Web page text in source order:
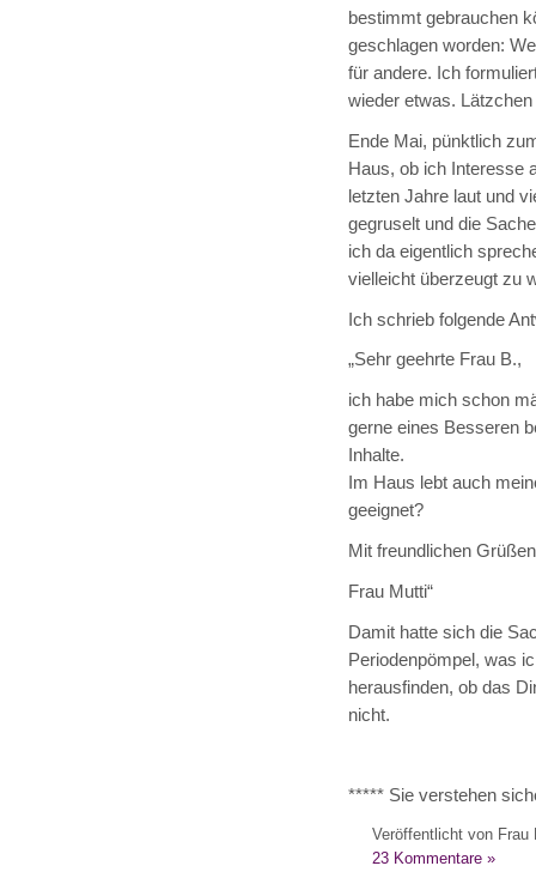
bestimmt gebrauchen
geschlagen worden:
für andere. Ich
wieder etwas.
Ende Mai, pünktlich
Haus, ob ich Interesse
letzten Jahre laut und
gegruselt und die
ich da eigentlich
vielleicht überzeugt zu
Ich schrieb folgende
„Sehr geehrte Frau B.,
ich habe mich schon
gerne eines Besseren
Inhalte.
Im Haus lebt auch
geeignet?
Mit freundlichen
Frau Mutti“
Damit hatte sich die
Periodenpömpel, was
herausfinden, ob das
nicht.
***** Sie verstehen
Veröffentlicht von Frau
23 Kommentare »